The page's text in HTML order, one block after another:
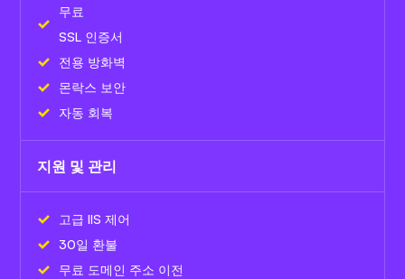
무료
SSL 인증서
전용 방화벽
몬락스 보안
자동 회복
지원 및 관리
고급 IIS 제어
30일 환불
무료 도메인 주소 이전